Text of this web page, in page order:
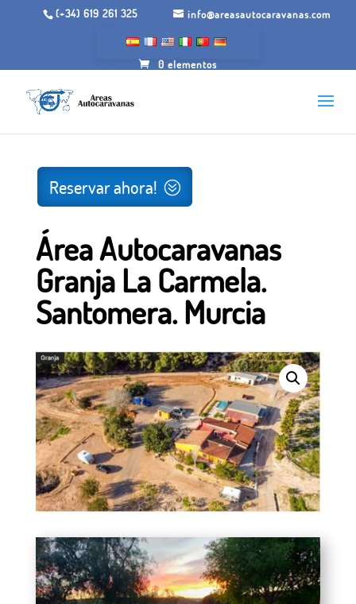
(+34) 619 261 325 info@areasautocaravanas.com
0 elementos
Autocaravanas Granja La Carmela. Santomera. Murcia
Reservar ahora!
Área Autocaravanas
Granja La Carmela.
Santomera. Murcia